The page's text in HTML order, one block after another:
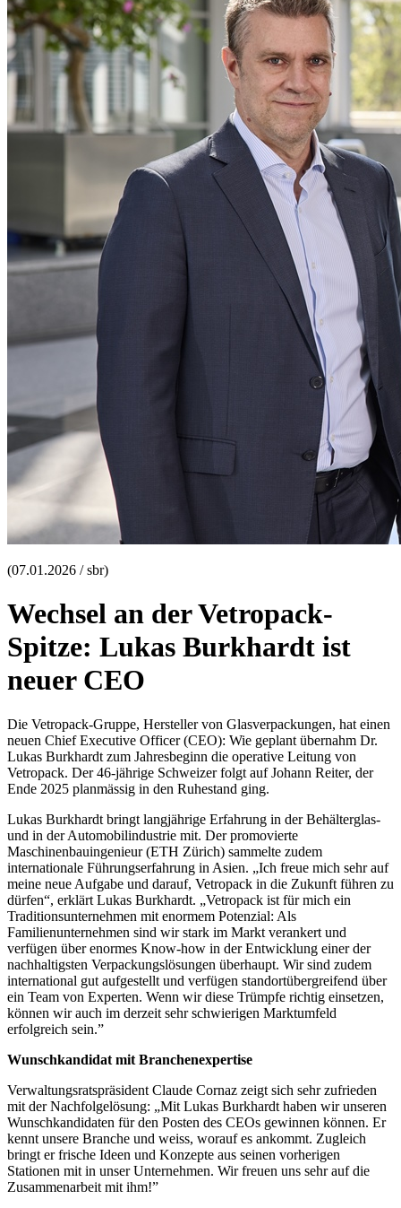
(07.01.2026 / sbr)
Wechsel an der Vetropack-
Spitze: Lukas Burkhardt ist
neuer CEO
Die Vetropack-Gruppe, Hersteller von Glasverpackungen, hat einen
neuen Chief Executive Officer (CEO): Wie geplant übernahm Dr.
Lukas Burkhardt zum Jahresbeginn die operative Leitung von
Vetropack. Der 46-jährige Schweizer folgt auf Johann Reiter, der
Ende 2025 planmässig in den Ruhestand ging.
Lukas Burkhardt bringt langjährige Erfahrung in der Behälterglas-
und in der Automobilindustrie mit. Der promovierte
Maschinenbauingenieur (ETH Zürich) sammelte zudem
internationale Führungserfahrung in Asien. „Ich freue mich sehr auf
meine neue Aufgabe und darauf, Vetropack in die Zukunft führen zu
dürfen“, erklärt Lukas Burkhardt. „Vetropack ist für mich ein
Traditionsunternehmen mit enormem Potenzial: Als
Familienunternehmen sind wir stark im Markt verankert und
verfügen über enormes Know-how in der Entwicklung einer der
nachhaltigsten Verpackungslösungen überhaupt. Wir sind zudem
international gut aufgestellt und verfügen standortübergreifend über
ein Team von Experten. Wenn wir diese Trümpfe richtig einsetzen,
können wir auch im derzeit sehr schwierigen Marktumfeld
erfolgreich sein.”
Wunschkandidat mit Branchenexpertise
Verwaltungsratspräsident Claude Cornaz zeigt sich sehr zufrieden
mit der Nachfolgelösung: „Mit Lukas Burkhardt haben wir unseren
Wunschkandidaten für den Posten des CEOs gewinnen können. Er
kennt unsere Branche und weiss, worauf es ankommt. Zugleich
bringt er frische Ideen und Konzepte aus seinen vorherigen
Stationen mit in unser Unternehmen. Wir freuen uns sehr auf die
Zusammenarbeit mit ihm!”